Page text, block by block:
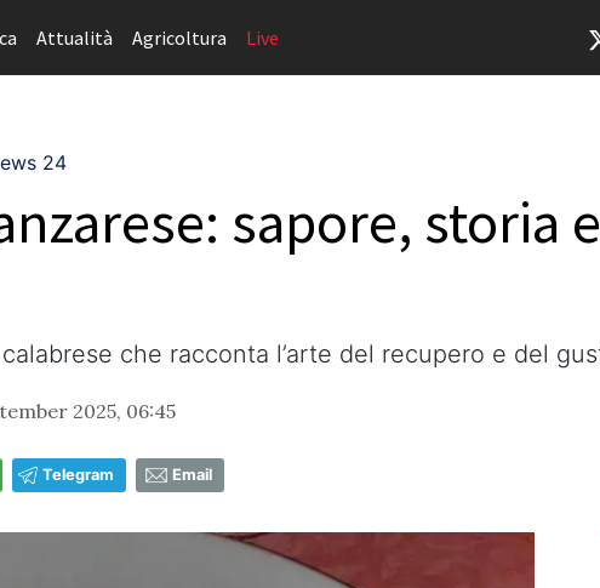
Attualità Agricoltura Live
24
sapore, storia
che racconta l’arte del recupero e del
2025, 06:45
Telegram Email